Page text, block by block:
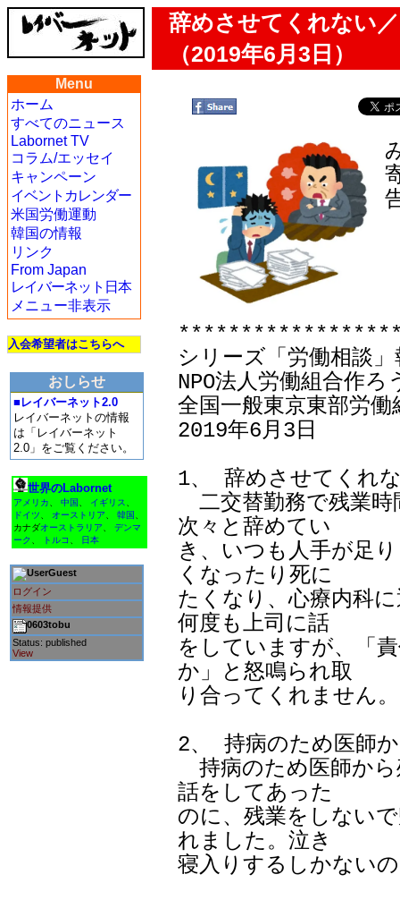
辞めさせてくれない
（2019年6月3日）
Menu
ホーム
すべてのニュース
Labornet TV
コラム/エッセイ
キャンペーン
イベントカレンダー
米国労働運動
韓国の情報
リンク
From Japan
レイバーネット日本
メニュー非表示
入会希望者はこちらへ
おしらせ
■レイバーネット2.0
レイバーネットの情報
は「レイバーネット
2.0」をご覧ください。
世界のLabornet
アメリカ 中国 イギリス
ドイツ
オーストリア 韓国
カナダオーストラリア
デンマ
ーク
トルコ 日本
Guest
ログイン
情報提供
0603tobu
Status: published
View
シリーズ「労働相談
NPO法人労働組合作
全国一般東京東部労働
2019年6月3日
1、 辞めさせてくれ
二交替勤務で残業時
次々と辞めてい
き、いつも人手が足
くなったり死に
たくなり、心療内科
何度も上司に話
をしていますが、「
か」と怒鳴られ取
り合ってくれません。
2、 持病のため医師
持病のため医師か
話をしてあった
のに、残業をしない
れました。泣き
寝入りするしかない